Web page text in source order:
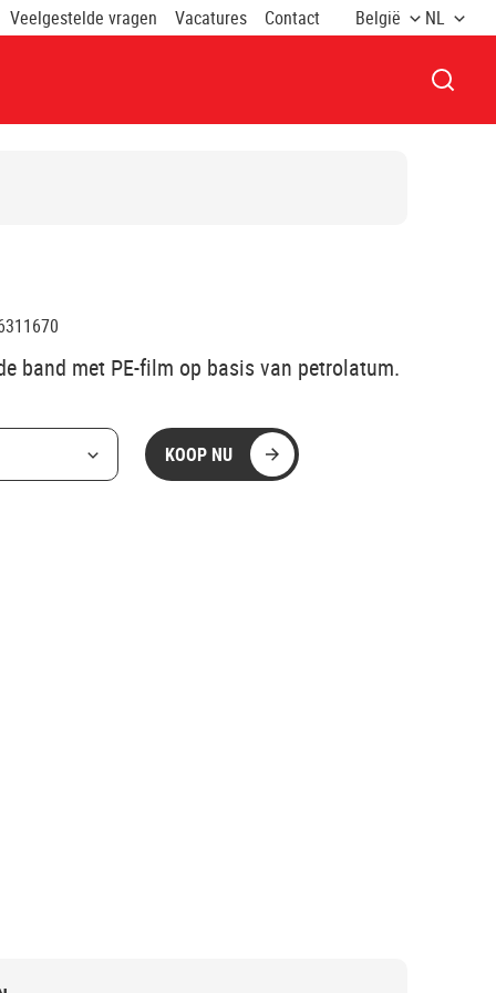
Veelgestelde vragen Vacatures Contact België NL
band met PE-film op basis van petrolatum.
KOOP NU